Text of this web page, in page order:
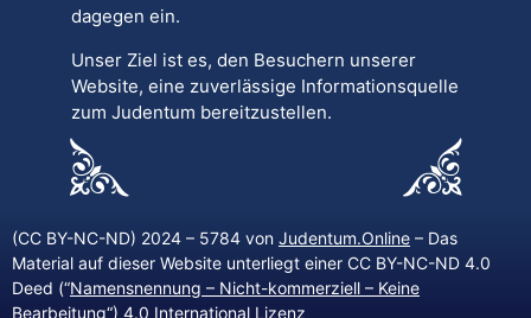
dagegen ein.
Unser Ziel ist es, den Besuchern unserer
Website, eine zuverlässige Informationsquelle
zum Judentum bereitzustellen.
(CC BY-NC-ND) 2024 – 5784 von Judentum.Online – Das
Material auf dieser Website unterliegt einer CC BY-NC-ND 4.0
Deed (“Namensnennung – Nicht-kommerziell – Keine
Bearbeitung“) 4.0 International Lizenz